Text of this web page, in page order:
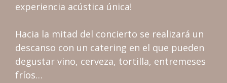
experiencia acústica única!
Hacia la mitad del concierto se realizará un
descanso con un catering en el que pueden
degustar vino, cerveza, tortilla, entremeses
fríos…